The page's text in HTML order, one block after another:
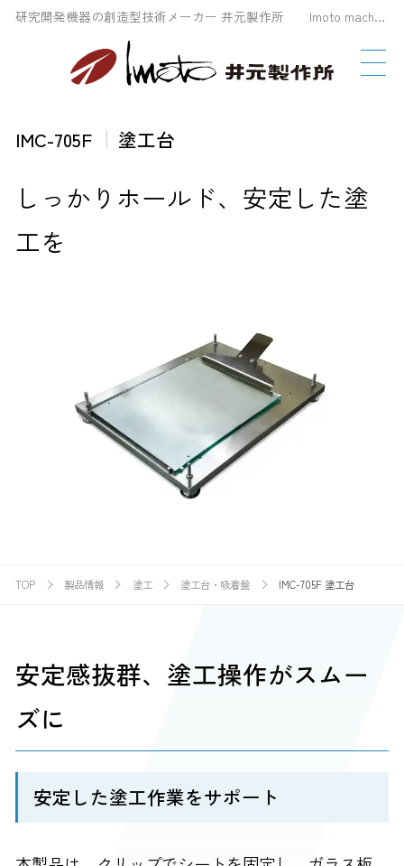
研究開発機器の創造型技術メーカー 井元製作所 Imoto machinery Co., LTD
IMC-705F 塗工台
しっかりホールド、安定した塗
工を
TOP 製品情報 塗工 塗工台・吸着盤 IMC-705F 塗工台
安定感抜群、塗工操作がスムー
ズに
安定した塗工作業をサポート